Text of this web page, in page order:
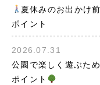
夏休みのお出かけ
ポイント
2026.07.31
公園で楽しく遊ぶた
ポイント